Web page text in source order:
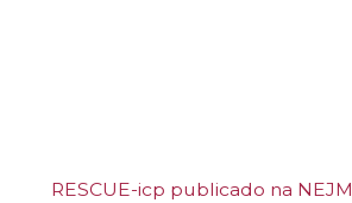
RESCUE-icp publicado na NEJM